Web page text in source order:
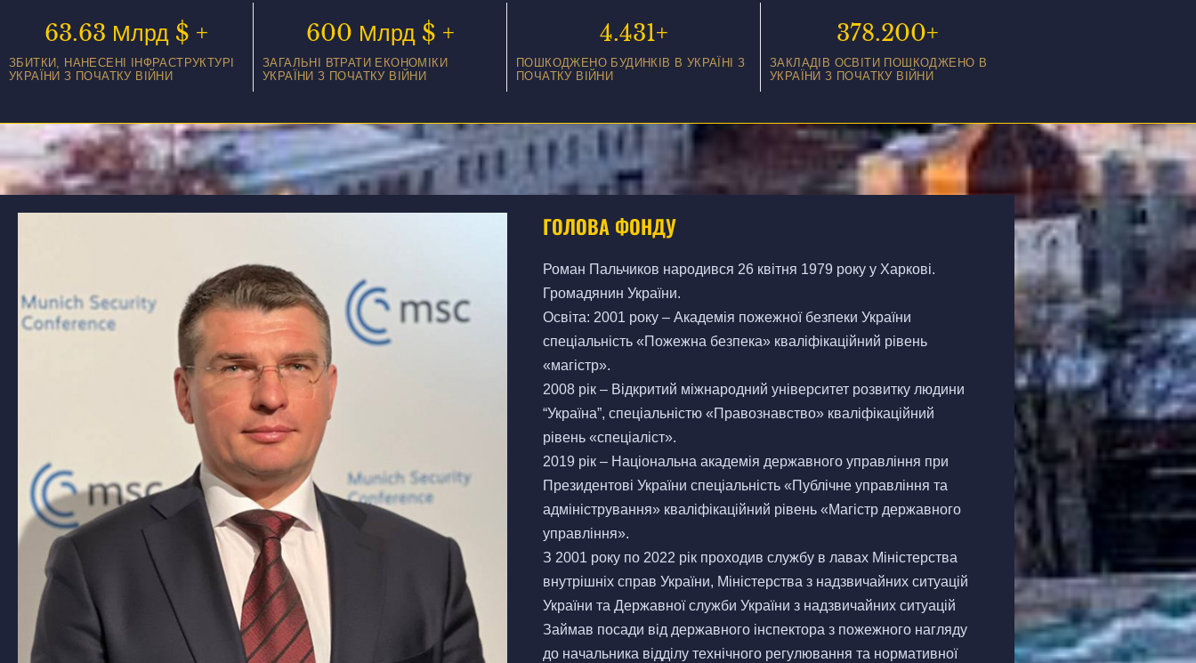
ЗБИТКИ, НАНЕСЕНІ ІНФРАСТРУКТУРІ
УКРАЇНИ З ПОЧАТКУ ВІЙНИ
63.63 Млрд $ +
ЗАГАЛЬНІ ВТРАТИ ЕКОНОМІКИ
УКРАЇНИ З ПОЧАТКУ ВІЙНИ
600 Млрд $ +
ПОШКОДЖЕНО БУДИНКІВ В УКРАЇНІ З
ПОЧАТКУ ВІЙНИ
4.431+
ЗАКЛАДІВ ОСВІТИ ПОШКОДЖЕНО В
УКРАЇНИ З ПОЧАТКУ ВІЙНИ
378.200+
ГОЛОВА ФОНДУ
Роман Пальчиков народився 26 квітня 1979 року у Харкові.
Громадянин України.
Освіта: 2001 року – Академія пожежної безпеки України
спеціальність «Пожежна безпека» кваліфікаційний рівень
«магістр».
2008 рік – Відкритий міжнародний університет розвитку людини
“Україна”, спеціальністю «Правознавство» кваліфікаційний
рівень «спеціаліст».
2019 рік – Національна академія державного управління при
Президентові України спеціальність «Публічне управління та
адміністрування» кваліфікаційний рівень «Магістр державного
управління».
З 2001 року по 2022 рік проходив службу в лавах Міністерства
внутрішніх справ України, Міністерства з надзвичайних ситуацій
України та Державної служби України з надзвичайних ситуацій
Займав посади від державного інспектора з пожежного нагляду
до начальника відділу технічного регулювання та нормативної